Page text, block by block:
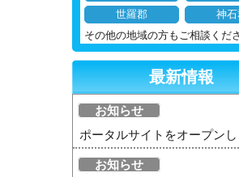
世羅郡
神
その他の地域の方もご相談くだ
最新情報
お知らせ
ポータルサイトをオープン
お知らせ